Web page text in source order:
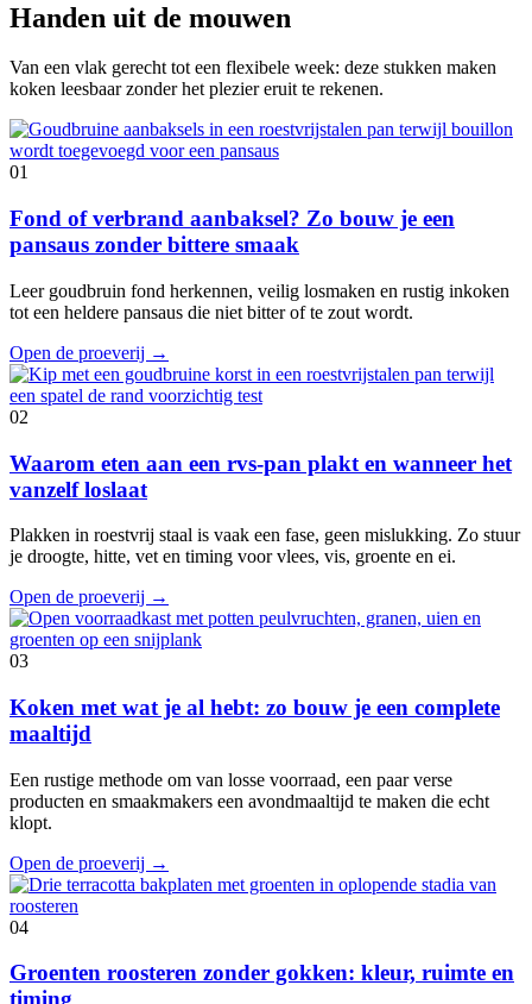
Handen uit de mouwen
Van een vlak gerecht tot een flexibele week: deze stukken maken
koken leesbaar zonder het plezier eruit te rekenen.
01
Fond of verbrand aanbaksel? Zo bouw je een
pansaus zonder bittere smaak
Leer goudbruin fond herkennen, veilig losmaken en rustig inkoken
tot een heldere pansaus die niet bitter of te zout wordt.
Open de proeverij →
02
Waarom eten aan een rvs-pan plakt en wanneer het
vanzelf loslaat
Plakken in roestvrij staal is vaak een fase, geen mislukking. Zo stuur
je droogte, hitte, vet en timing voor vlees, vis, groente en ei.
Open de proeverij →
03
Koken met wat je al hebt: zo bouw je een complete
maaltijd
Een rustige methode om van losse voorraad, een paar verse
producten en smaakmakers een avondmaaltijd te maken die echt
klopt.
Open de proeverij →
04
Groenten roosteren zonder gokken: kleur, ruimte en